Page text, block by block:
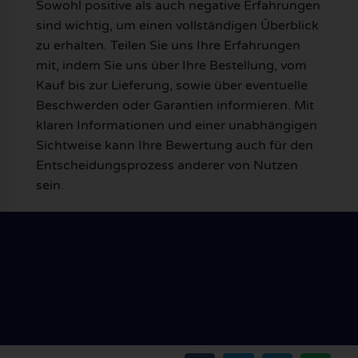
Sowohl positive als auch negative Erfahrungen
sind wichtig, um einen vollständigen Überblick
zu erhalten. Teilen Sie uns Ihre Erfahrungen
mit, indem Sie uns über Ihre Bestellung, vom
Kauf bis zur Lieferung, sowie über eventuelle
Beschwerden oder Garantien informieren. Mit
klaren Informationen und einer unabhängigen
Sichtweise kann Ihre Bewertung auch für den
Entscheidungsprozess anderer von Nutzen
sein.